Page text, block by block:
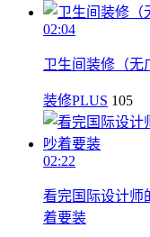
02:04
卫生间装修（无
装修PLUS 105
02:22
看完国际设计师
着要装